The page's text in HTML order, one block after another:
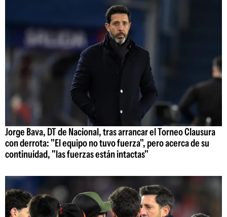
Jorge Bava, DT de Nacional, tras arrancar el Torneo Clausura
con derrota: "El equipo no tuvo fuerza", pero acerca de su
continuidad, "las fuerzas están intactas"